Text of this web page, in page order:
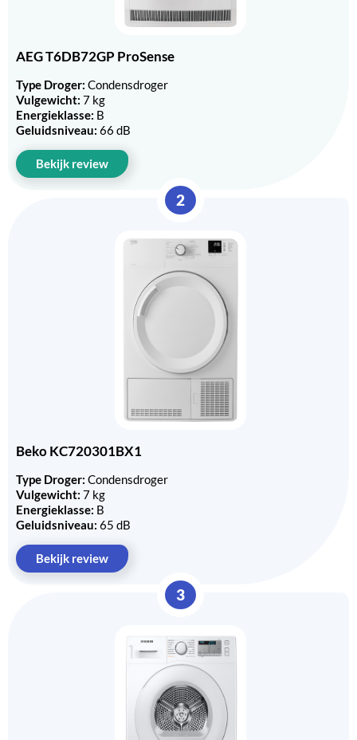
AEG T6DB72GP ProSense
Type Droger: Condensdroger
Vulgewicht: 7 kg
Energieklasse: B
Geluidsniveau: 66 dB
Bekijk review
2
Beko KC720301BX1
Type Droger: Condensdroger
Vulgewicht: 7 kg
Energieklasse: B
Geluidsniveau: 65 dB
Bekijk review
3